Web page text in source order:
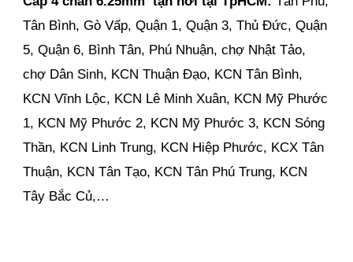
Tân Bình, Gò Vấp, Quận 1, Quận 3, Thủ Đức, Quận
5, Quận 6, Bình Tân, Phú Nhuận, chợ Nhật Tảo,
chợ Dân Sinh, KCN Thuận Đạo, KCN Tân Bình,
KCN Vĩnh Lộc, KCN Lê Minh Xuân, KCN Mỹ Phước
1, KCN Mỹ Phước 2, KCN Mỹ Phước 3, KCN Sóng
Thần, KCN Linh Trung, KCN Hiệp Phước, KCX Tân
Thuận, KCN Tân Tạo, KCN Tân Phú Trung, KCN
Tây Bắc Củ,…